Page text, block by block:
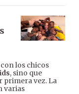
los chicos
, sino que
primera vez. La
varias